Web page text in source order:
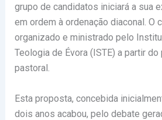
grupo de candidatos iniciará a sua
em ordem à ordenação diaconal. O
organizado e ministrado pelo
Teologia de Évora (ISTE) a partir do
pastoral.
Esta proposta, concebida
dois anos acabou, pelo debate